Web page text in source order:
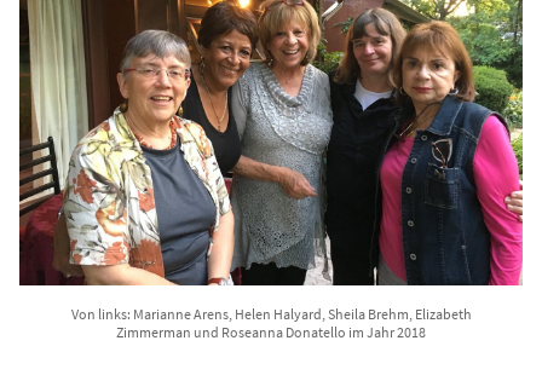
Von links: Marianne Arens, Helen Halyard, Sheila Brehm, Elizabeth
Zimmerman und Roseanna Donatello im Jahr 2018